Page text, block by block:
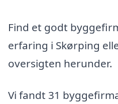
Find et godt
erfaring i Skørping
oversigten herunder.
Vi fandt 31